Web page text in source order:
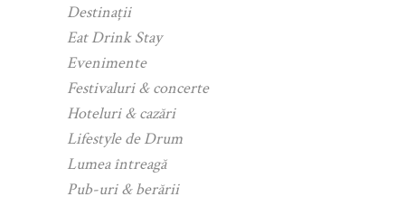
Destinații
Eat Drink Stay
Evenimente
Festivaluri & concerte
Hoteluri & cazări
Lifestyle de Drum
Lumea întreagă
Pub-uri & berării